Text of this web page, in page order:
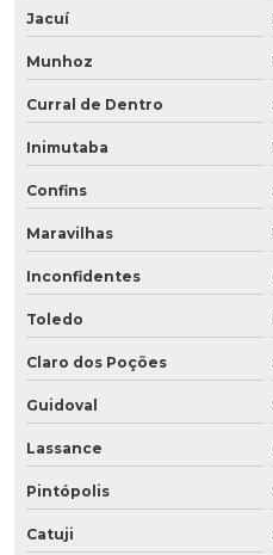
Jacuí
Munhoz
Curral de Dentro
Inimutaba
Confins
Maravilhas
Inconfidentes
Toledo
Claro dos Poções
Guidoval
Lassance
Pintópolis
Catuji